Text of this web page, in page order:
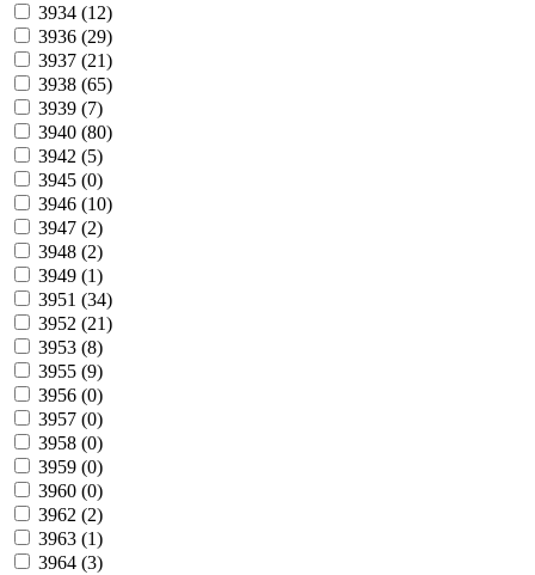
3934 (12)
3936 (29)
3937 (21)
3938 (65)
3939 (7)
3940 (80)
3942 (5)
3945 (0)
3946 (10)
3947 (2)
3948 (2)
3949 (1)
3951 (34)
3952 (21)
3953 (8)
3955 (9)
3956 (0)
3957 (0)
3958 (0)
3959 (0)
3960 (0)
3962 (2)
3963 (1)
3964 (3)